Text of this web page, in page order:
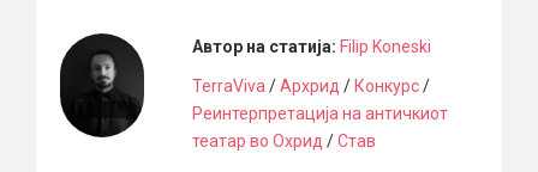
Автор на статија: Filip Koneski
TerraViva/Архрид / Конкурс/
Реинтерпретација на античкиот
театар во Охрид /Став